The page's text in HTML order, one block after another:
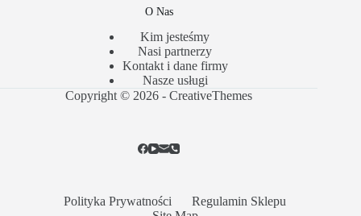
O Nas
Kim jesteśmy
Nasi partnerzy
Kontakt i dane firmy
Nasze usługi
Copyright © 2026 -CreativeThemes
Polityka Prywatności
Regulamin Sklepu